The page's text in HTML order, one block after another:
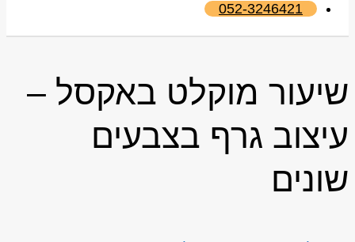
052-3246421
שיעור מוקלט באקסל –
עיצוב גרף בצבעים
שונים